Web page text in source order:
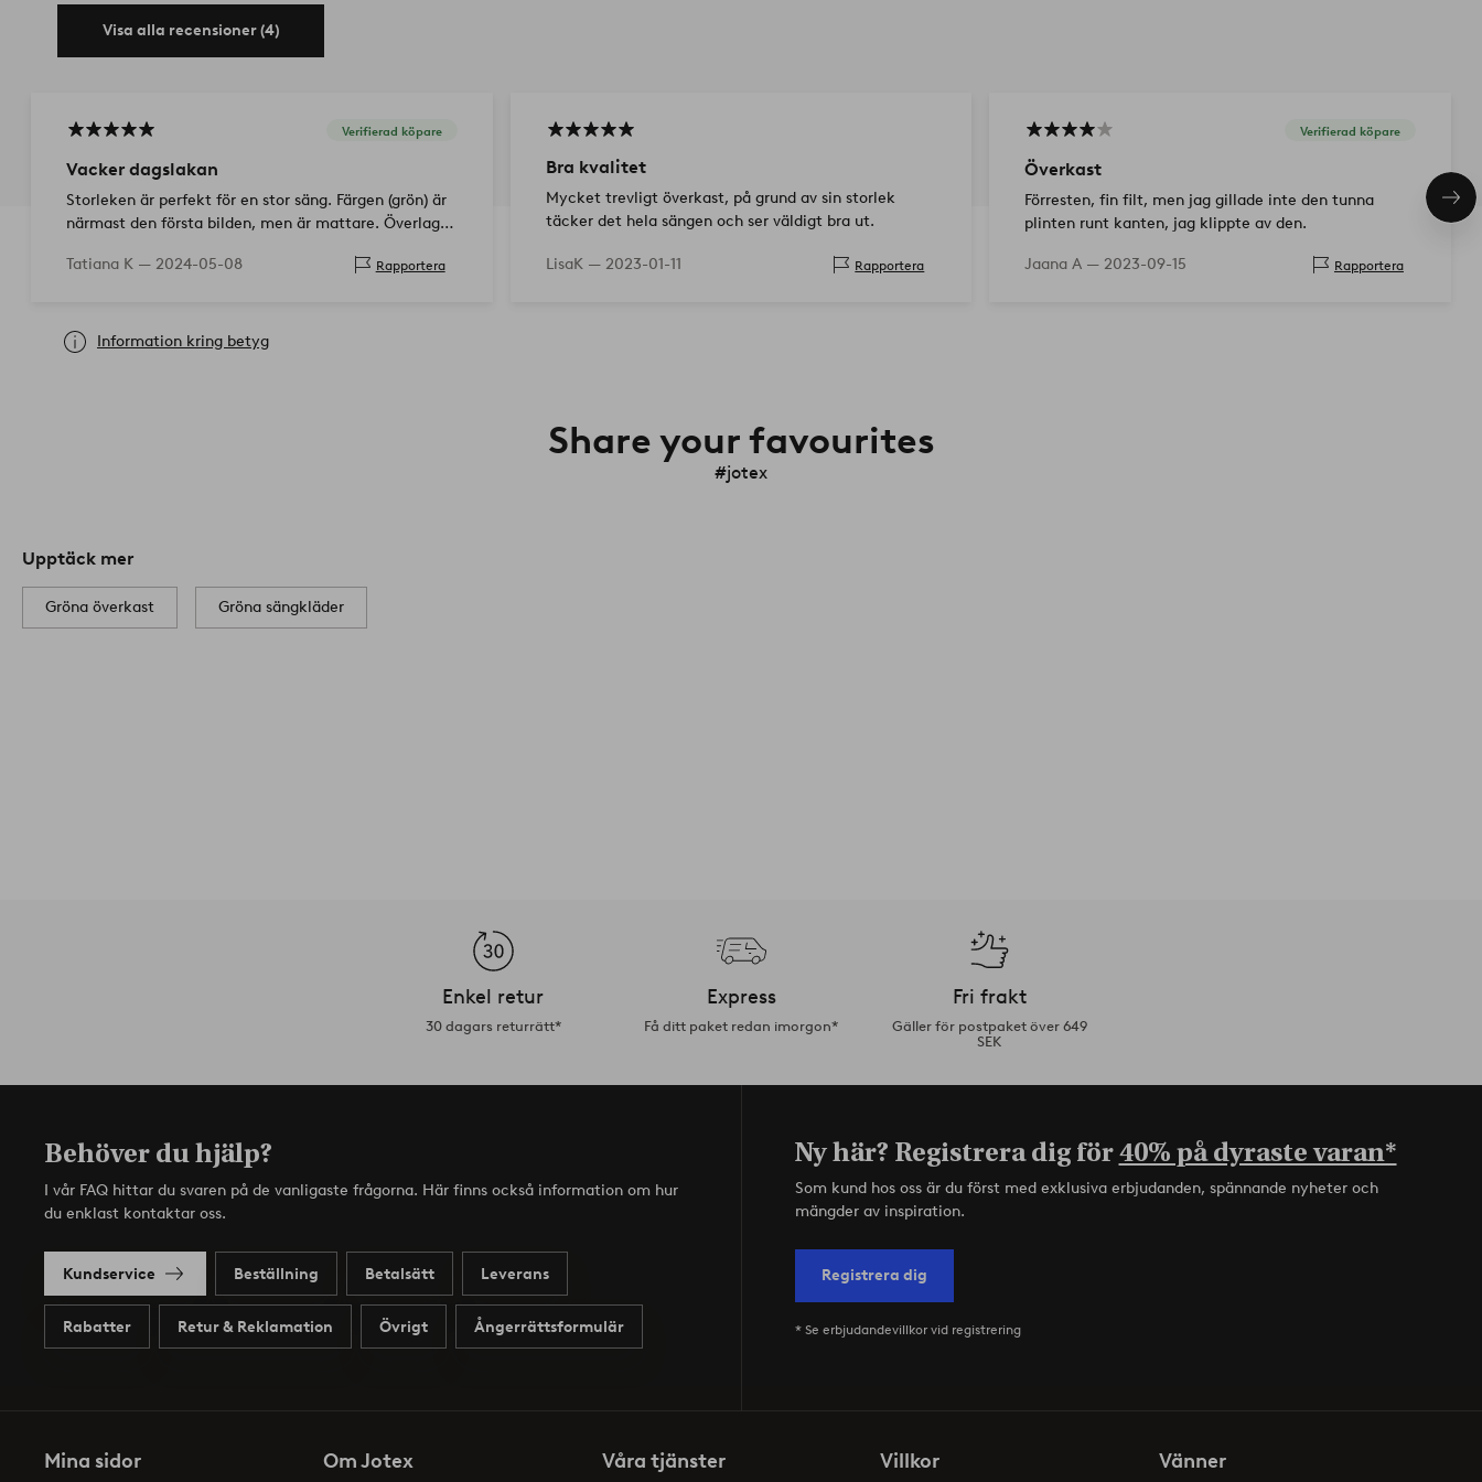
Visa alla recensioner (4)
Verifierad köpare
Vacker dagslakan
Storleken är perfekt för en stor säng. Färgen (grön) är
närmast den första bilden, men är mattare. Överlag
Tatiana K — 2024-05-08 Rapportera
Bra kvalitet
Mycket trevligt överkast, på grund av sin storlek
täcker det hela sängen och ser väldigt bra ut.
LisaK — 2023-01-11 Rapportera
Verifierad köpare
Överkast
Förresten, fin filt, men jag gillade inte den tunna
plinten runt kanten, jag klippte av den.
Jaana A — 2023-09-15 Rapportera
Information kring betyg
Share your favourites
#jotex
Upptäck mer
Gröna överkast Gröna sängkläder
Enkel retur
30 dagars returrätt*
Express
Få ditt paket redan imorgon*
Fri frakt
Gäller för postpaket över 649
SEK
Behöver du hjälp?
I vår FAQ hittar du svaren på de vanligaste frågorna. Här finns också information om hur
du enklast kontaktar oss.
Kundservice Beställning Betalsätt Leverans
Rabatter Retur & Reklamation Övrigt Ångerrättsformulär
Ny här? Registrera dig för40% på dyraste varan*
Som kund hos oss är du först med exklusiva erbjudanden, spännande nyheter och
mängder av inspiration.
Registrera dig
* Se erbjudandevillkor vid registrering
Mina sidor Om Jotex Våra tjänster Villkor Vänner